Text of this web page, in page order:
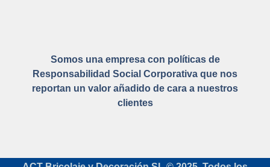
Somos una empresa con políticas de
Responsabilidad Social Corporativa que nos
reportan un valor añadido de cara a nuestros
clientes